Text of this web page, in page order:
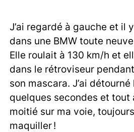
J’ai regardé à gauche et il
dans une BMW toute
Elle roulait à 130 km/h et
dans le rétroviseur
son mascara. J’ai
quelques secondes et tout
moitié sur ma voie,
maquiller !